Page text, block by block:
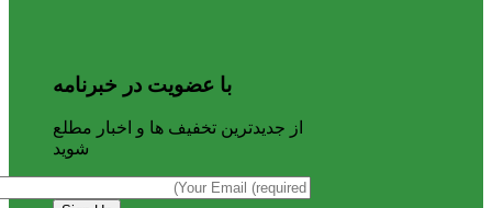
با عضویت در خبرنامه
از جدیدترین تخفیف ها و اخبار مطلع
شوید